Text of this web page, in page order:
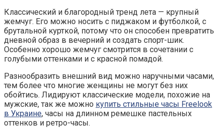
Классический и благородный тренд лета — крупный
жемчуг. Его можно носить с пиджаком и футболкой, с
брутальной курткой, потому что он способен превратить
дневной образ в вечерний и создать спорт-шик.
Особенно хорошо жемчуг смотрится в сочетании с
голубыми оттенками и с красной помадой.
Разнообразить внешний вид можно наручными часами,
тем более что многие женщины не могут без них
обойтись. Лидируют классические модели, похожие на
мужские, так же можно купить стильные часы Freelook
в Украине, часы на длинном ремешке пастельных
оттенков и ретро-часы.